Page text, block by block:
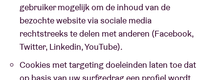
gebruiker mogelijk om de inhoud van de
bezochte website via sociale media
rechtstreeks te delen met anderen (Facebook,
Twitter, Linkedin, YouTube).
Cookies met targeting doeleinden laten toe dat